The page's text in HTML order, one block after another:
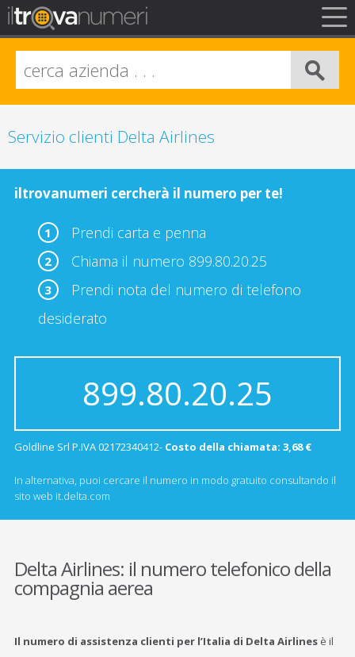
FAQ
Privacy
Info Legali
Servizio clienti Delta Airlines
iltrovanumeri cercherà il numero per te!
1 Prendi carta e penna
2 Chiama il numero 899.80.20.25
3
Prendi nota del numero di telefono
desiderato
899.80.20.25
Goldline Srl P.IVA 02172340412- Costo della chiamata: 3,68 €
In alternativa, puoi cercare il numero in modo gratuito consultando il
sito web it.delta.com
Delta Airlines: il numero telefonico della
compagnia aerea
Il numero di assistenza clienti per l’Italia di Delta Airlinesè il